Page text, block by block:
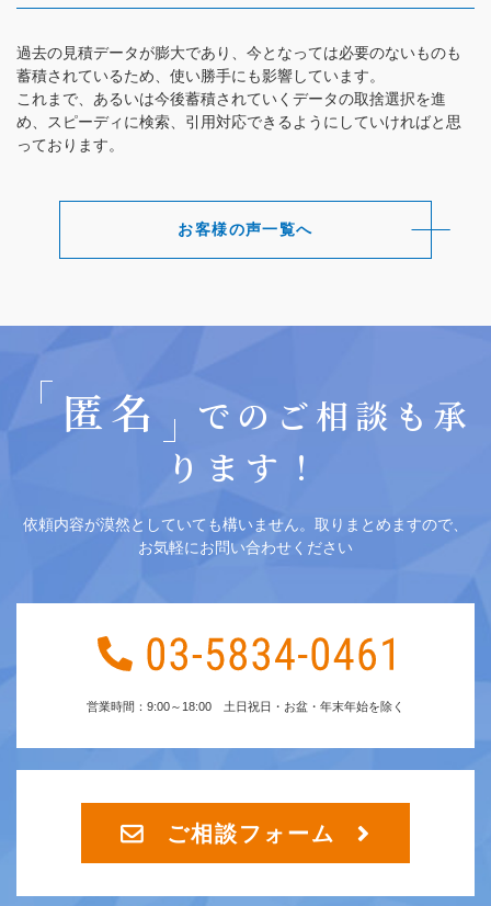
過去の見積データが膨大であり、今となっては必要のないものも
蓄積されているため、使い勝手にも影響しています。
これまで、あるいは今後蓄積されていくデータの取捨選択を進
め、スピーディに検索、引用対応できるようにしていければと思
っております。
お客様の声一覧へ
匿名
でのご相談も承
ります！
依頼内容が漠然としていても構いません。取りまとめますので、
お気軽にお問い合わせください
営業時間：9:00～18:00 土日祝日・お盆・年末年始を除く
ご相談フォーム